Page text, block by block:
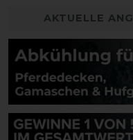
AKTUELLE